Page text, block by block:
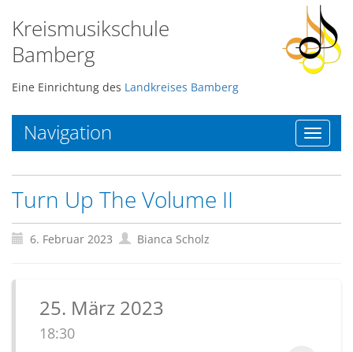
Kreismusikschule
Bamberg
Eine Einrichtung des Landkreises Bamberg
Navigation
Toggle
Turn Up The Volume II
6. Februar 2023 Bianca Scholz
25. März 2023
18:30